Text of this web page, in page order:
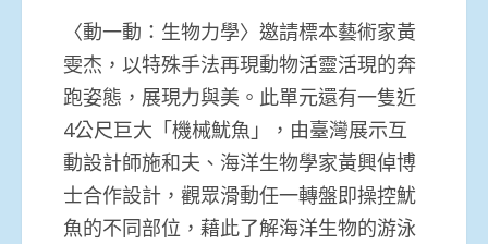
〈動一動：生物力學〉邀請標本藝術家黃
雯杰，以特殊手法再現動物活靈活現的奔
跑姿態，展現力與美。此單元還有一隻近
4公尺巨大「機械魷魚」，由臺灣展示互
動設計師施和夫、海洋生物學家黃興倬博
士合作設計，觀眾滑動任一轉盤即操控魷
魚的不同部位，藉此了解海洋生物的游泳